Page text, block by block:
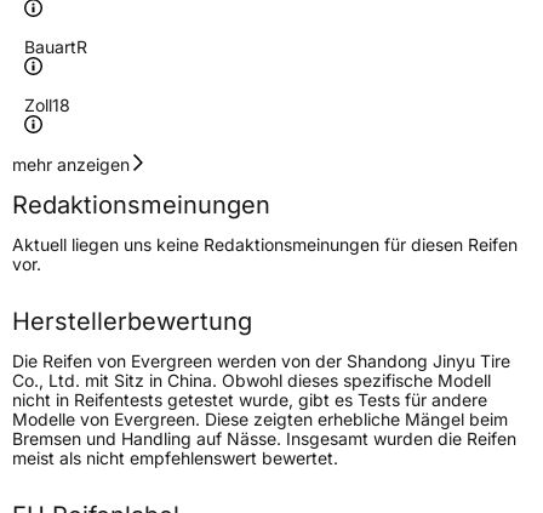
BauartR
Zoll18
Geschwindigkeitsindex
Höchstgeschwindigkeit
270 km/h
Lastindex89
Höchstlast580 kg
Generelle Merkmale
FahrzeugtypPKW
Verwendung Sommerreifen
mehr anzeigen
Redaktionsmeinungen
Aktuell liegen uns keine Redaktionsmeinungen für diesen Reifen
vor.
Herstellerbewertung
Die Reifen von Evergreen werden von der Shandong Jinyu Tire
Co., Ltd. mit Sitz in China. Obwohl dieses spezifische Modell
nicht in Reifentests getestet wurde, gibt es Tests für andere
Modelle von Evergreen. Diese zeigten erhebliche Mängel beim
Bremsen und Handling auf Nässe. Insgesamt wurden die Reifen
meist als nicht empfehlenswert bewertet.